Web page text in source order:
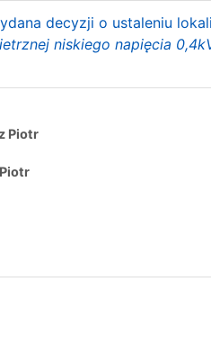
decyzji o ustaleniu
niskiego napięcia
Piotr